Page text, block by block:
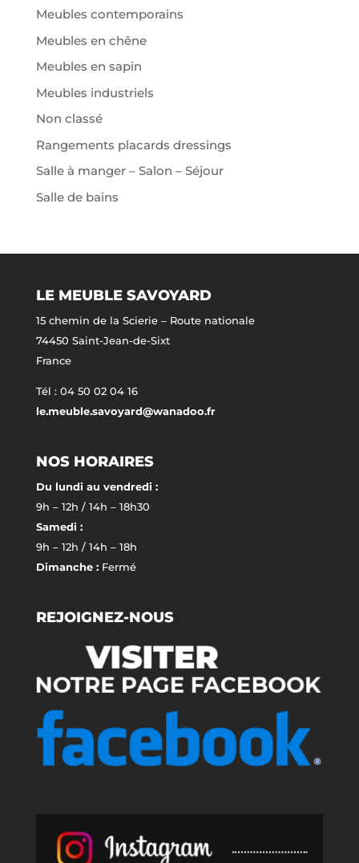
Meubles contemporains
Meubles en chêne
Meubles en sapin
Meubles industriels
Non classé
Rangements placards dressings
Salle à manger – Salon – Séjour
Salle de bains
LE MEUBLE SAVOYARD
15 chemin de la Scierie – Route nationale
74450 Saint-Jean-de-Sixt
France
Tél : 04 50 02 04 16
le.meuble.savoyard@wanadoo.fr
NOS HORAIRES
Du lundi au vendredi :
9h – 12h / 14h – 18h30
Samedi :
9h – 12h / 14h – 18h
Dimanche :Fermé
REJOIGNEZ-NOUS